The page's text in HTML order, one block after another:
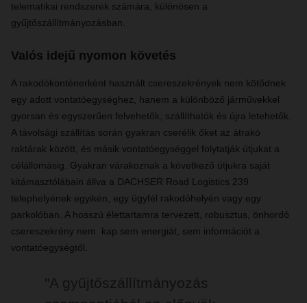
telematikai rendszerek számára, különösen a
gyűjtőszállítmányozásban.
Valós idejű nyomon követés
A rakodókonténerként használt csereszekrények nem kötődnek
egy adott vontatóegységhez, hanem a különböző járművekkel
gyorsan és egyszerűen felvehetők, szállíthatók és újra letehetők.
A távolsági szállítás során gyakran cserélik őket az átrakó
raktárak között, és másik vontatóegységgel folytatják útjukat a
célállomásig. Gyakran várakoznak a következő útjukra saját
kitámasztólábain állva a DACHSER Road Logistics 239
telephelyének egyikén, egy ügyfél rakodóhelyén vagy egy
parkolóban. A hosszú élettartamra tervezett, robusztus, önhordó
csereszekrény nem kap sem energiát, sem információt a
vontatóegységtől.
"A gyűjtőszállítmányozás